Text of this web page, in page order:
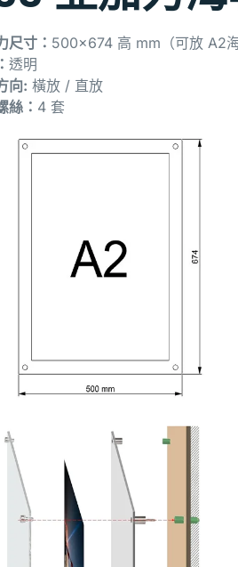
尺寸： 500×674 高 mm（可放 A2海
透明
向: 橫放 / 直放
絲： 4 套